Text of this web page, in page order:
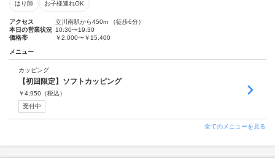
はり師 お子様連れOK
アクセス
立川南駅から450m （徒歩6分）
本日の営業状況 10:30〜19:30
価格帯
￥2,000〜￥15,400
メニュー
カッピング
【初回限定】ソフトカッピング
￥4,950 （税込）
受付中
全てのメニューを見る